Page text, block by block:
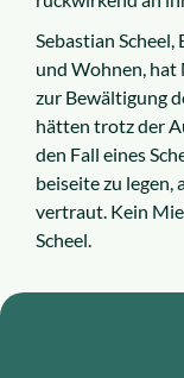
Sebastian
und Wohnen,
zur Bewältigung
hätten trotz der
den Fall eines
beiseite zu legen,
vertraut. Kein
Scheel.